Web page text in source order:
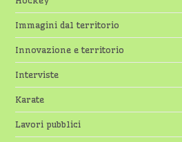
Immagini dal territorio
Innovazione e territorio
Interviste
Karate
Lavori pubblici